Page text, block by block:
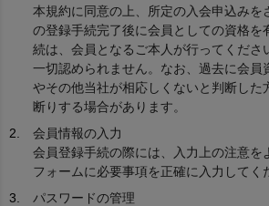
本規約に同意の上、所定の入会申込みを
の登録手続完了後に会員としての資格を
続は、会員となるご本人が行ってくださ
一切認められません。なお、過去に会員
やその他当社が相応しくないと判断した
断りする場合があります。
会員情報の入力
会員登録手続の際には、入力上の注意を
フォームに必要事項を正確に入力してく
パスワードの管理